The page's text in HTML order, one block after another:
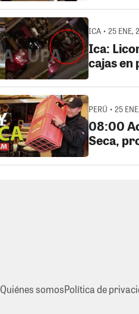
ICA • 25 ENE,
Ica:
cajas en
PERÚ • 25
08:00
Seca,
Quiénes somosPolítica de